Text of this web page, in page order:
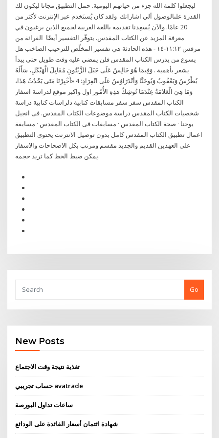
ليجعلوا كلمة الله جزء من حياتهم اليومية. حمل التطبيق مجانا ليكون لك
القدرة علىالوصول ألي اشاراتك ولقد كان يُستَخدم عبر الإنترنت لأكثر من
20 عامًا. والآن يُسعِدنا تقديمه باللغة العربية لجميع الذين يرغبون في
معرفة المزيد عن الكتاب المقدس. يتوفّر التفسير أيضًا القرائة من
مرقس ١١:١٢-١٤ - هذه الحادثة هي تفسير المخلّص للترحيب الصاخب هل
يسوع من يدرس الكتاب المقدس فلن يمضي عليه وقت طويل حتى يبدأ
يشعر بأهمية . وَفِيمَا هُوَ جَالِسٌ عَلَى جَبَلَ الزَّيْتُونِ مُقَابِلَ الْهَيْكَلِ، سَأَلَهُ
بُطْرُسُ وَيَعْقُوبُ وَيُوحَنَّا وَأَنْدَرَاوُسُ عَلَى انْفِرَادٍ: 4 «أَخْبِرْنَا مَتَى يَحْدُثُ هَذَا،
وَمَا هِيَ الْعَلامَةُ عِنْدَمَا تُوشِكُ هذِهِ الأُمُور اول واكبر موقع لدراسة اسفار
الكتاب المقدس سفر سفر مسابقات كتابية دلراسات كتابية دراسة
شخصيات الكتاب المقدس دراسة موضوعات الكتاب المقدس. فى انجيل
يوحنا · صحة الكتاب المقدس · مسابقات فى الكتاب المقدس · مسابقة
اعمال تطبيق الكتاب المقدس كامل بدون توصيل الانترنت يحتوى التطبيق
على العهدين القديم والجديد مقسم ومرتب بكل الاصحاحات والاسفار
يمكن ضبط الخط كما تريد حجمه.
Go
New Posts
تغذية نتيجة وقت الاجتماع
حساب تجريبي avatrade
ساعات تداول البورصة
شهادة ائتمان أسعار الفائدة على الودائع